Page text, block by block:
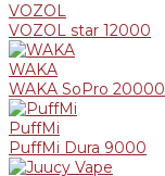
VOZOL
VOZOL star 12000
WAKA
WAKA SoPro 20000
PuffMi
PuffMi Dura 9000